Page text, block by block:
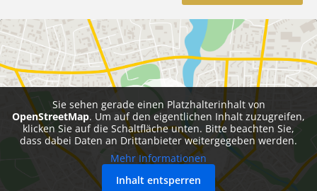
Sie sehen gerade einen Platzhalterinhalt von
OpenStreetMap. Um auf den eigentlichen Inhalt zuzugreifen,
klicken Sie auf die Schaltfläche unten. Bitte beachten Sie,
dass dabei Daten an Drittanbieter weitergegeben werden.
Mehr Informationen
Inhalt entsperren